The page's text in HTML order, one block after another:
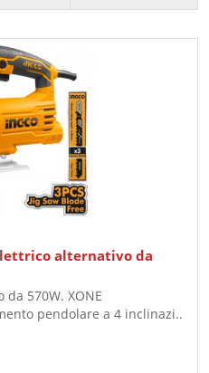
alternativo da
570W. XONE
pendolare a 4 inclinazi..